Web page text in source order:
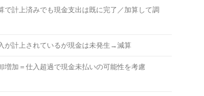
で計上済みでも現金支出は既に完了／加算して調
が計上されているが現金は未発生→減算
増加＝仕入超過で現金未払いの可能性を考慮